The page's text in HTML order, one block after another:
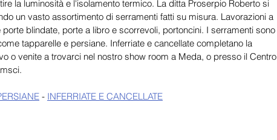
la luminosità e l'isolamento termico. La ditta Proserpio Roberto si
un vasto assortimento di serramenti fatti su misura. Lavorazioni a
blindate, porte a libro e scorrevoli, portoncini. I serramenti sono
tapparelle e persiane. Inferriate e cancellate completano la
o venite a trovarci nel nostro show room a Meda, o presso il Centro
- INFERRIATE E CANCELLATE